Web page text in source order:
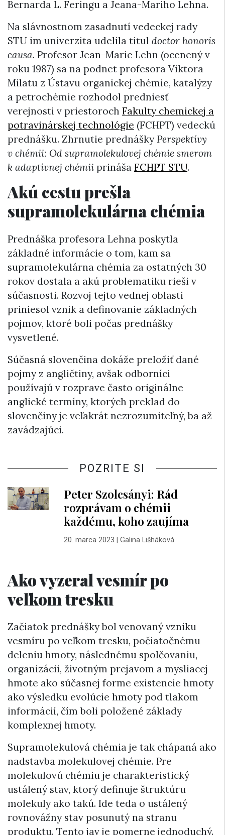
Bernarda L. Feringu a Jeana-Mariho Lehna.
Na slávnostnom zasadnutí vedeckej rady
STU im univerzita udelila titul doctor honoris
causa. Profesor Jean-Marie Lehn (ocenený v
roku 1987) sa na podnet profesora Viktora
Milatu z Ústavu organickej chémie, katalýzy
a petrochémie rozhodol predniesť
verejnosti v priestoroch Fakulty chemickej a
potravinárskej technológie (FCHPT) vedeckú
prednášku. Zhrnutie prednáškyPerspektívy
v chémii: Od supramolekulovej chémie smerom
k adaptívnej chémii prináša FCHPT STU.
Akú cestu prešla
supramolekulárna chémia
Prednáška profesora Lehna poskytla
základné informácie o tom, kam sa
supramolekulárna chémia za ostatných 30
rokov dostala a akú problematiku rieši v
súčasnosti. Rozvoj tejto vednej oblasti
priniesol vznik a definovanie základných
pojmov, ktoré boli počas prednášky
vysvetlené.
Súčasná slovenčina dokáže preložiť dané
pojmy z angličtiny, avšak odborníci
používajú v rozprave často originálne
anglické termíny, ktorých preklad do
slovenčiny je veľakrát nezrozumiteľný, ba až
zavádzajúci.
POZRITE SI
Peter Szolcsányi: Rád
rozprávam o chémii
každému, koho zaujíma
20. marca 2023 Galina Lišháková
Ako vyzeral vesmír po
veľkom tresku
Začiatok prednášky bol venovaný vzniku
vesmíru po veľkom tresku, počiatočnému
deleniu hmoty, následnému spolčovaniu,
organizácii, životným prejavom a mysliacej
hmote ako súčasnej forme existencie hmoty
ako výsledku evolúcie hmoty pod tlakom
informácií, čím boli položené základy
komplexnej hmoty.
Supramolekulová chémia je tak chápaná ako
nadstavba molekulovej chémie. Pre
molekulovú chémiu je charakteristický
ustálený stav, ktorý definuje štruktúru
molekuly ako takú. Ide teda o ustálený
rovnovážny stav posunutý na stranu
produktu. Tento jav je pomerne jednoduchý.